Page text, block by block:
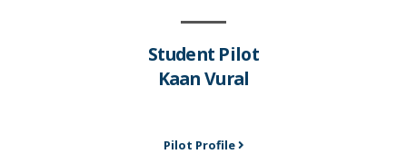
Student Pilot
Kaan Vural
Pilot Profile